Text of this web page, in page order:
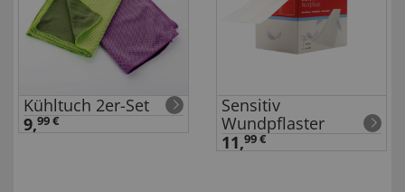
Kühltuch 2er-Set
9,99 €
Sensitiv
Wundpflaster
11,99 €